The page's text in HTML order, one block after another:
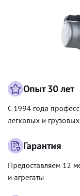
Опыт 30 лет
С 1994 года
легковых и
Гарантия
Предоставляем 12
и агрегаты